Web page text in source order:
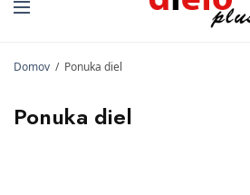
Domov / Ponuka diel
Ponuka diel